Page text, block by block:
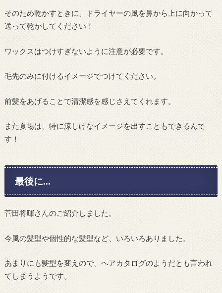
そのため乾かすときに、ドライヤーの風を鼻から上に向かって
送って乾かしてください！
ワックスはつけすぎないように注意が必要です。
毛先のみに付けるイメージでつけてください。
前髪をあげることで清潔感を感じさえてくれます。
また夏場は、特に涼しげなイメージを出すこともできるんで
す！
最後に…
菅田将暉さんのご紹介しました。
今風の髪型や個性的な髪型など、いろいろありました。
あまりにも髪型を変えので、ヘアカタログのようだとも言われ
てしまうようです。